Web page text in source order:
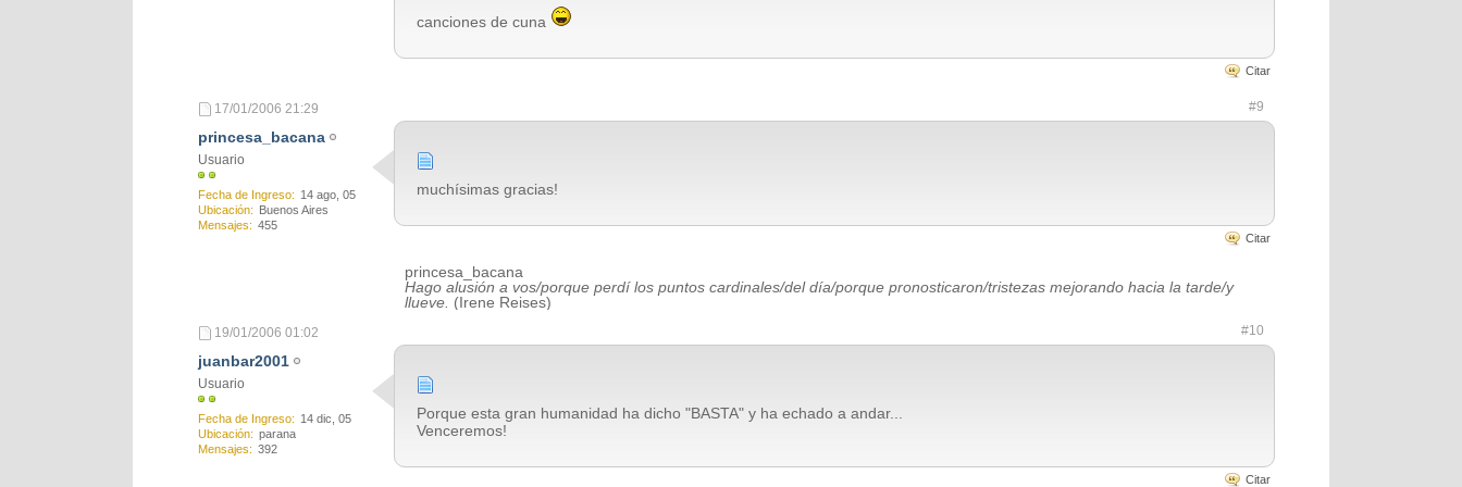
canciones de cuna
Citar
17/01/2006 21:29 #9
princesa_bacana
Usuario
Fecha de Ingreso
14 ago, 05
Ubicación
Buenos Aires
Mensajes
455
muchísimas gracias!
Citar
princesa_bacana
Hago alusión a vos/porque perdí los puntos cardinales/del día/porque pronosticaron/tristezas mejorando hacia la tarde/y
llueve. (Irene Reises)
19/01/2006 01:02 #10
juanbar2001
Usuario
Fecha de Ingreso
14 dic, 05
Ubicación
parana
Mensajes
392
Porque esta gran humanidad ha dicho "BASTA" y ha echado a andar...
Venceremos!
Citar